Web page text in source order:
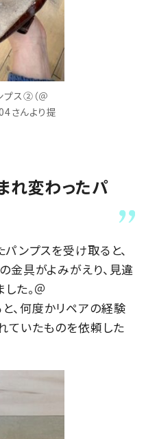
プス②（＠
さんより提
れ変わったパ
ンプスを受け取ると、
金具がよみがえり、見違
た。＠
、何度かリペアの経験
ていたものを依頼した